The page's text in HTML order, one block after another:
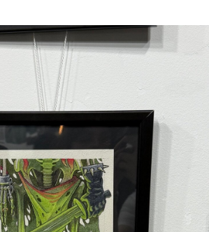
специально для
являются татуировками,
их энергию и эстетику,
расширить границы
как
формы.